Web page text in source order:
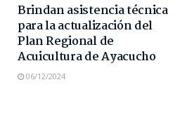
Brindan asistencia técnica
para la actualización del
Plan Regional de
Acuicultura de Ayacucho
06/12/2024